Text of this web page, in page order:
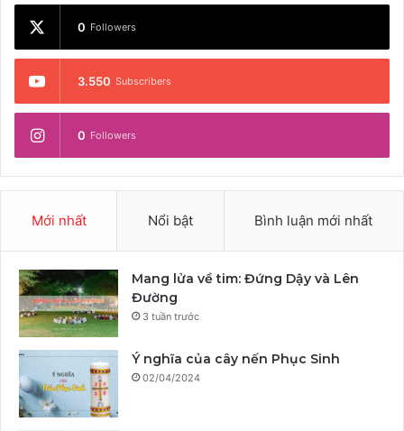
0 Followers
3.550 Subscribers
0 Followers
Mới nhất Nổi bật Bình luận mới nhất
Mang lửa về tim: Đứng Dậy và Lên
Đường
3 tuần trước
Ý nghĩa của cây nến Phục Sinh
02/04/2024